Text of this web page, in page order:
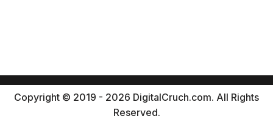
Copyright © 2019 - 2026 DigitalCruch.com. All Rights
Reserved.